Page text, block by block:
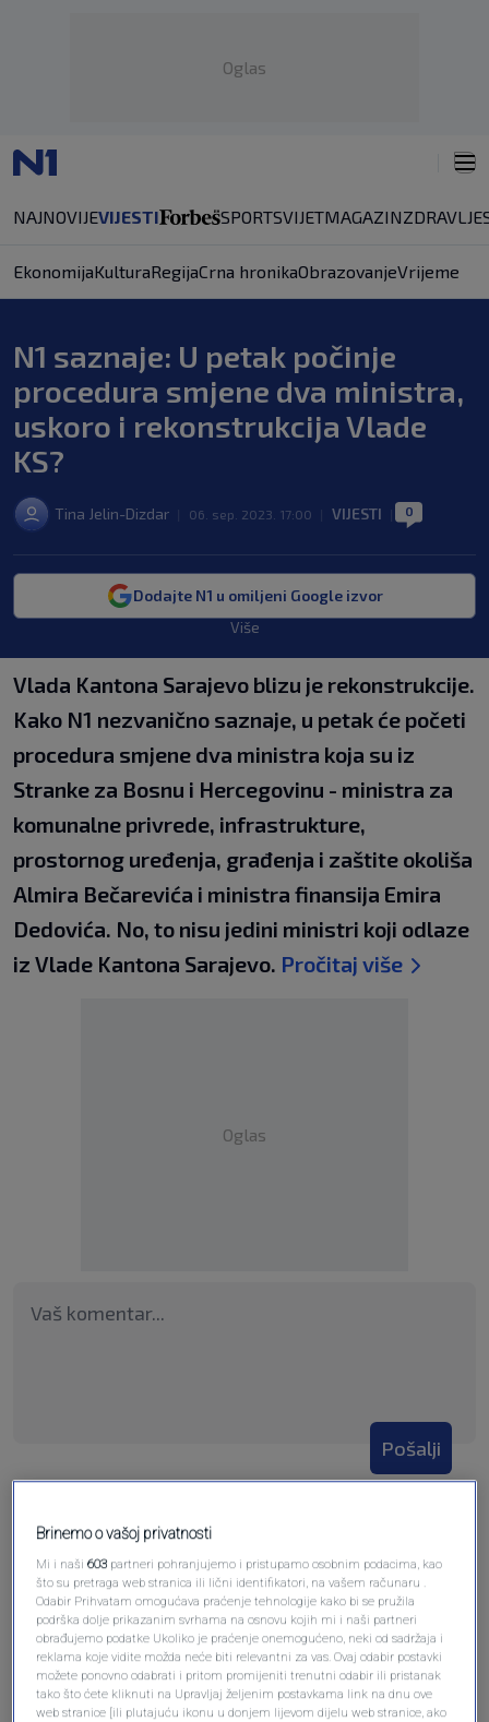
Oglas
NAJNOVIJEVIJESTI SPORTSVIJETMAGAZINZDRAVLJE
EkonomijaKulturaRegijaCrna hronikaObrazovanjeVrijeme
N1 saznaje: U petak počinje
procedura smjene dva ministra,
uskoro i rekonstrukcija Vlade
KS?
Tina Jelin-Dizdar 06. sep. 2023. 17:00 VIJESTI 0
Dodajte N1 u omiljeni Google izvor
Više
Vlada Kantona Sarajevo blizu je rekonstrukcije.
Kako N1 nezvanično saznaje, u petak će početi
procedura smjene dva ministra koja su iz
Stranke za Bosnu i Hercegovinu - ministra za
komunalne privrede, infrastrukture,
prostornog uređenja, građenja i zaštite okoliša
Almira Bečarevića i ministra finansija Emira
Dedovića. No, to nisu jedini ministri koji odlaze
iz Vlade Kantona Sarajevo. Pročitaj više
Oglas
Pošalji
Pošalji komentar
Brinemo o vašoj privatnosti
Mi i naši603 partneri pohranjujemo i pristupamo osobnim podacima, kao
što su pretraga web stranica ili lični identifikatori, na vašem računaru .
Odabir Prihvatam omogućava praćenje tehnologije kako bi se pružila
podrška dolje prikazanim svrhama na osnovu kojih mi i naši partneri
obrađujemo podatke Ukoliko je praćenje onemogućeno, neki od sadržaja i
reklama koje vidite možda neće biti relevantni za vas. Ovaj odabir postavki
možete ponovno odabrati i pritom promijeniti trenutni odabir ili pristanak
tako što ćete kliknuti na Upravljaj željenim postavkama link na dnu ove
web stranice [ili plutajuću ikonu u donjem lijevom dijelu web stranice, ako